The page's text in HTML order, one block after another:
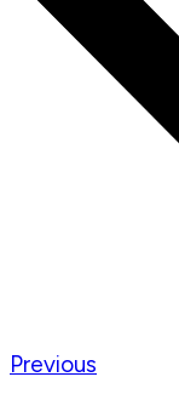
Previous